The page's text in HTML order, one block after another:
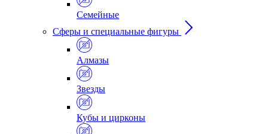
Семейные
Сферы и специальные фигуры
Алмазы
Звезды
Кубы и цирконы